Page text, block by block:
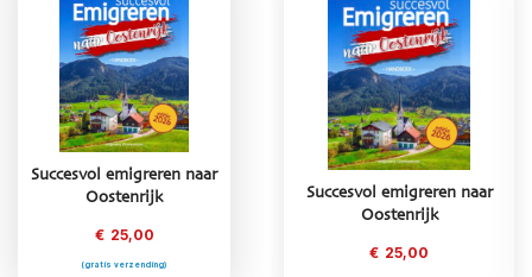
Succesvol emigreren naar
Oostenrijk
€ 25,00
(gratis verzending)
Succesvol emigreren naar
Succesvol emigreren naar
Oostenrijk
€ 25,00